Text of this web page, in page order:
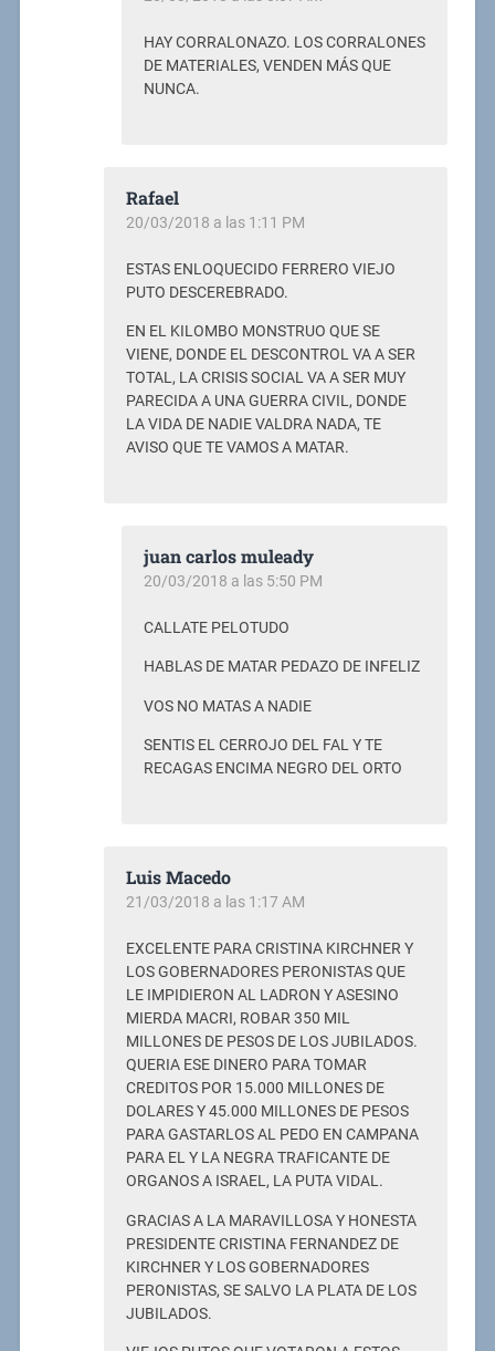
HAY CORRALONAZO. LOS CORRALONES
DE MATERIALES, VENDEN MÁS QUE
NUNCA.
Rafael
20/03/2018 a las 1:11 PM
ESTAS ENLOQUECIDO FERRERO VIEJO
PUTO DESCEREBRADO.
EN EL KILOMBO MONSTRUO QUE SE
VIENE, DONDE EL DESCONTROL VA A SER
TOTAL, LA CRISIS SOCIAL VA A SER MUY
PARECIDA A UNA GUERRA CIVIL, DONDE
LA VIDA DE NADIE VALDRA NADA, TE
AVISO QUE TE VAMOS A MATAR.
juan carlos muleady
20/03/2018 a las 5:50 PM
CALLATE PELOTUDO
HABLAS DE MATAR PEDAZO DE INFELIZ
VOS NO MATAS A NADIE
SENTIS EL CERROJO DEL FAL Y TE
RECAGAS ENCIMA NEGRO DEL ORTO
Luis Macedo
21/03/2018 a las 1:17 AM
EXCELENTE PARA CRISTINA KIRCHNER Y
LOS GOBERNADORES PERONISTAS QUE
LE IMPIDIERON AL LADRON Y ASESINO
MIERDA MACRI, ROBAR 350 MIL
MILLONES DE PESOS DE LOS JUBILADOS.
QUERIA ESE DINERO PARA TOMAR
CREDITOS POR 15.000 MILLONES DE
DOLARES Y 45.000 MILLONES DE PESOS
PARA GASTARLOS AL PEDO EN CAMPANA
PARA EL Y LA NEGRA TRAFICANTE DE
ORGANOS A ISRAEL, LA PUTA VIDAL.
GRACIAS A LA MARAVILLOSA Y HONESTA
PRESIDENTE CRISTINA FERNANDEZ DE
KIRCHNER Y LOS GOBERNADORES
PERONISTAS, SE SALVO LA PLATA DE LOS
JUBILADOS.